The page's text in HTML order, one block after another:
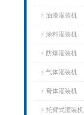
油漆灌装机
涂料灌装机
防爆灌装机
气体灌装机
膏体灌装机
托臂式灌装机